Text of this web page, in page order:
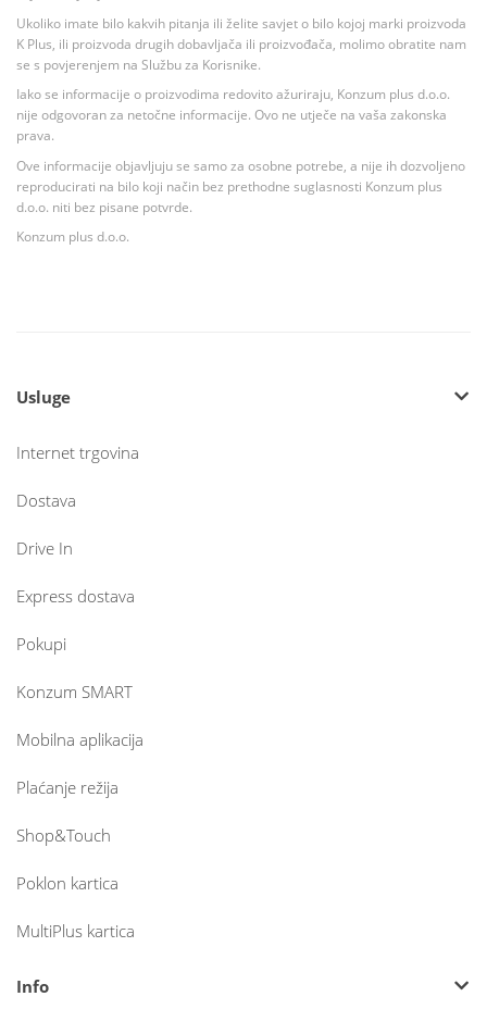
Ukoliko imate bilo kakvih pitanja ili želite savjet o bilo kojoj marki proizvoda
K Plus, ili proizvoda drugih dobavljača ili proizvođača, molimo obratite nam
se s povjerenjem na Službu za Korisnike.
Iako se informacije o proizvodima redovito ažuriraju, Konzum plus d.o.o.
nije odgovoran za netočne informacije. Ovo ne utječe na vaša zakonska
prava.
Ove informacije objavljuju se samo za osobne potrebe, a nije ih dozvoljeno
reproducirati na bilo koji način bez prethodne suglasnosti Konzum plus
d.o.o. niti bez pisane potvrde.
Konzum plus d.o.o.
Usluge
Internet trgovina
Dostava
Drive In
Express dostava
Pokupi
Konzum SMART
Mobilna aplikacija
Plaćanje režija
Shop&Touch
Poklon kartica
MultiPlus kartica
Info